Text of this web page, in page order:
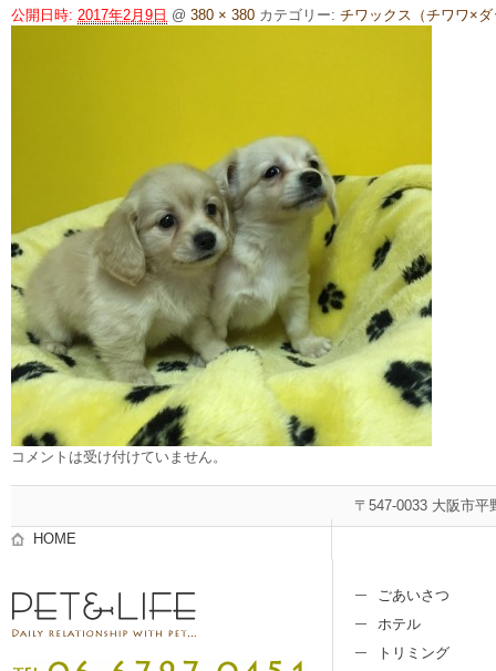
公開日時: 2017年2月9日 @ 380 × 380 カテゴリー: チワックス（チワワ×
コメントは受け付けていません。
HOME
〒547-0033 大阪市平
ごあいさつ
ホテル
トリミング